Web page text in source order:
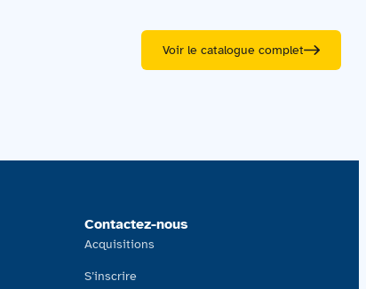
Voir le catalogue complet
Contactez-nous
Acquisitions
S’inscrire